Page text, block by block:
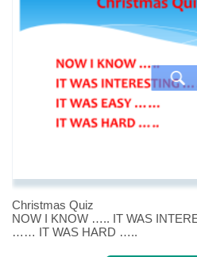
Christmas Quiz
NOW I KNOW ….. IT WAS
…… IT WAS HARD …..